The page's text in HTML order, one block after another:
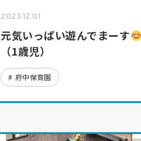
2023.12.01
元気いっぱい遊んでまーす
（1歳児）
府中保育園